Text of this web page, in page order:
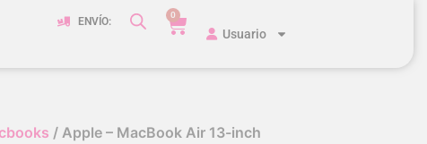
ENVÍO:
0
Usuario
/ Apple – MacBook Air 13-inch